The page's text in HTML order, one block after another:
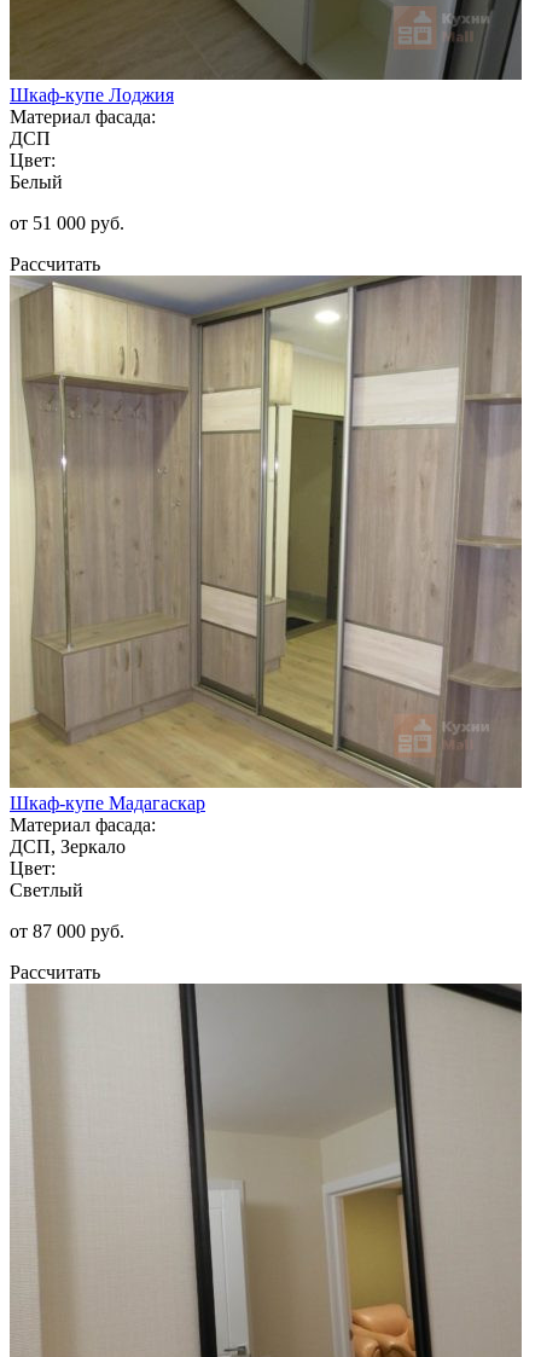
Шкаф-купе Лоджия
Материал фасада:
ДСП
Цвет:
Белый
от 51 000 руб.
Рассчитать
Шкаф-купе Мадагаскар
Материал фасада:
ДСП, Зеркало
Цвет:
Светлый
от 87 000 руб.
Рассчитать